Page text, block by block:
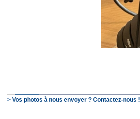
> Vos photos à nous envoyer ? Contactez-nous !